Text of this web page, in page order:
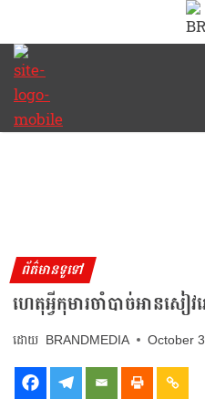
ព័ត៌មានទូទៅ
ហេតុអ្វីកុមារចាំបាច់អានស
BRANDMEDIA October